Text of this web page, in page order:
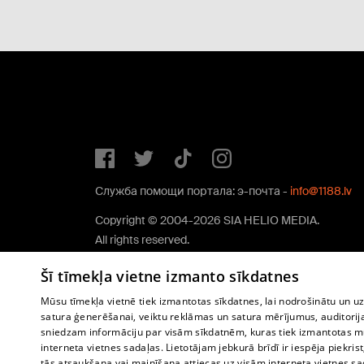
Служба помощи портала: э-почта - info@1188.lv
Copyright © 2004-2026 SIA HELIO MEDIA.
All rights reserved.
Šī tīmekļa vietne izmanto sīkdatnes
Mūsu tīmekļa vietnē tiek izmantotas sīkdatnes, lai nodrošinātu un
satura ģenerēšanai, veiktu reklāmas un satura mērījumus,
sniedzam informāciju par visām sīkdatnēm, kuras tiek izmantotas
interneta vietnes sadaļas. Lietotājam jebkurā brīdī ir iespēja